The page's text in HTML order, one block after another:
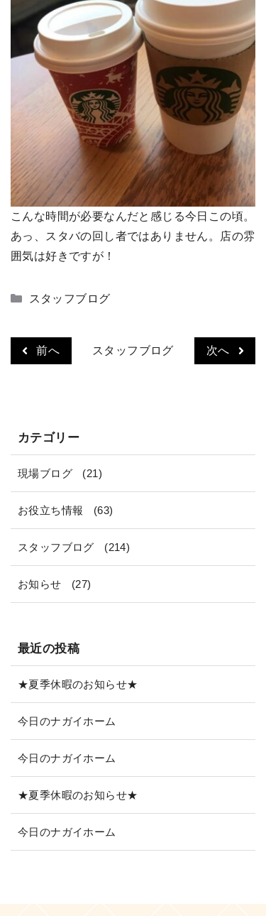
こんな時間が必要なんだと感じる今日この頃。
あっ、スタバの回し者ではありません。店の雰
囲気は好きですが！
カ
リ
ー
スタッフブログ
前へ スタッフブログ 次へ
カテゴリー
現場ブログ (21)
お役立ち情報 (63)
スタッフブログ (214)
お知らせ (27)
最近の投稿
★夏季休暇のお知らせ★
今日のナガイホーム
今日のナガイホーム
★夏季休暇のお知らせ★
今日のナガイホーム